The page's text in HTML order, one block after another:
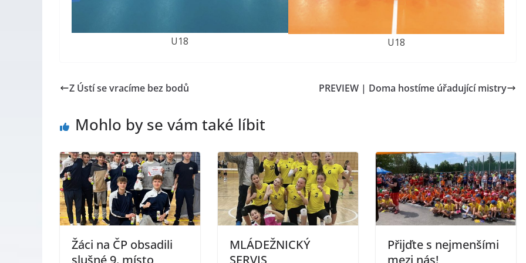
U18 U18
Z Ústí se vracíme bez bodů PREVIEW | Doma hostíme úřadující mistry
Mohlo by se vám také líbit
Žáci na ČP obsadili
MLÁDEŽNICKÝ
Přijďte s nejmenšími